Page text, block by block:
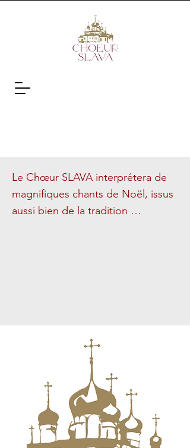
Le Chœur SLAVA interprétera de
magnifiques chants de Noël, issus
aussi bien de la tradition